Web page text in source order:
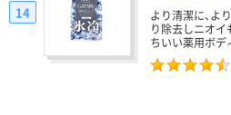
より清潔に、よ
り除去しニオ
ちいい薬用ボデ
14